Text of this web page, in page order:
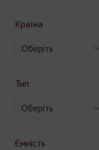
Країна
Оберіть
Тип
Оберіть
Ємність